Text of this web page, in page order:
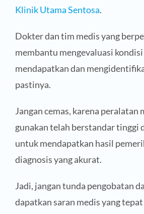
Klinik Utama Sentosa.
Dokter dan tim medis yang
membantu mengevaluasi kondisi
mendapatkan dan
pastinya.
Jangan cemas, karena peralatan
gunakan telah berstandar tinggi
untuk mendapatkan hasil
diagnosis yang akurat.
Jadi, jangan tunda pengobatan
dapatkan saran medis yang